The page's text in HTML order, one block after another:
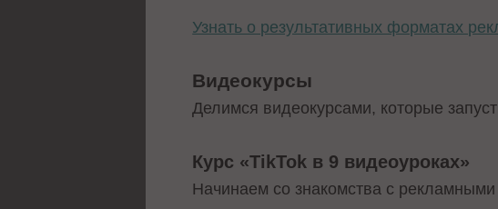
Узнать о результативных форматах
Видеокурсы
Делимся видеокурсами, которые
Курс «TikTok в 9 видеоуроках»
Начинаем со знакомства с